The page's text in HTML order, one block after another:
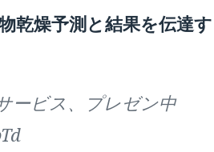
乾燥予測と結果を伝達
ービス、プレゼン中